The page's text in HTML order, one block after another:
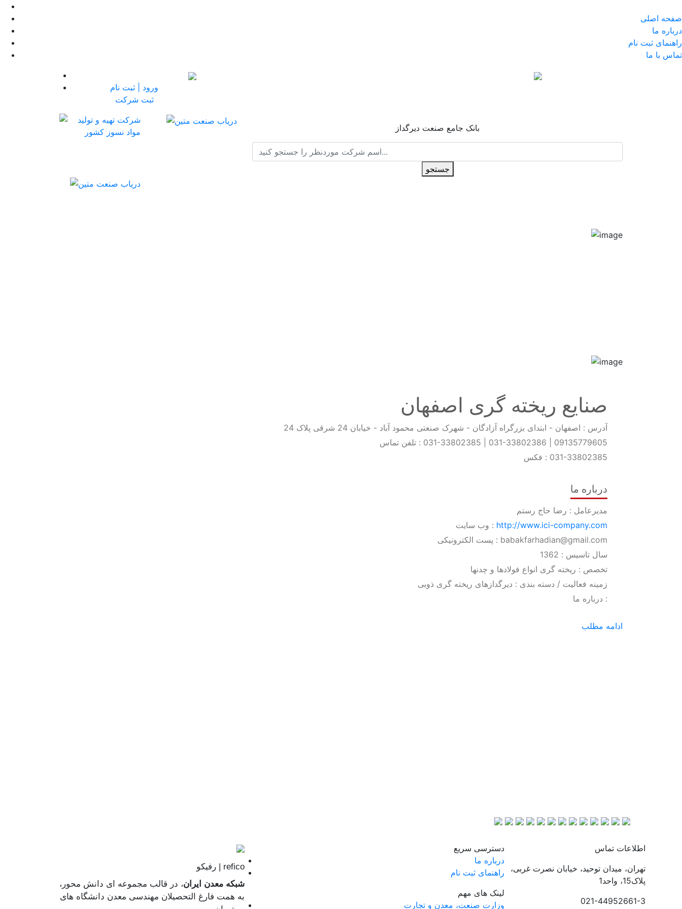
صفحه اصلی
درباره ما
راهنمای ثبت نام
تماس با ما
ورود | ثبت نام
ثبت شرکت
بانک جامع صنعت دیرگداز
جستجو
صنایع ریخته گری اصفهان
آدرس : اصفهان - ابتدای بزرگراه آزادگان - شهرک صنعتی محمود آباد - خیابان 24 شرقی پلاک 24
تلفن تماس : 031-33802385 031-33802386
09135779605
فکس : 031-33802385
درباره ما
مدیرعامل : رضا حاج رستم
وب سایت : http://www.ici-company.com
پست الکترونیکی : babakfarhadian@gmail.com
سال تاسیس : 1362
تخصص : ریخته گری انواع فولادها و چدنها
زمینه فعالیت / دسته بندی : دیرگدازهای ریخته گری ذوبی
درباره ما :
ادامه مطلب
رفیکو | refico
شبکه معدن ایران، در قالب مجموعه ای دانش محور،
به همت فارغ­ التحصیلان مهندسی معدن دانشگاه ­های
دسترسی سریع
درباره ما
راهنمای ثبت نام
لینک های مهم
وزارت صنعت، معدن و تجارت
اطلاعات تماس
تهران، میدان توحید، خیابان نصرت غربی،
پلاک15، واحد1
021-44952661-3